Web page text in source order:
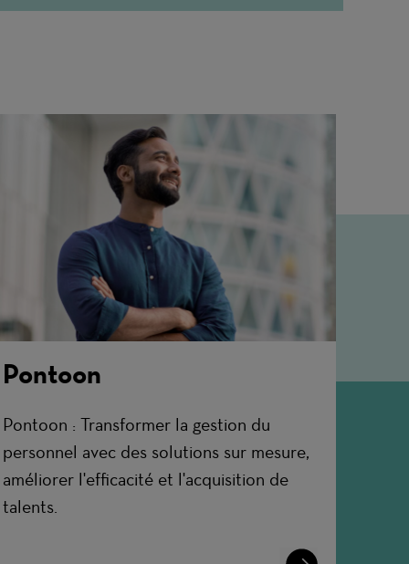
Pontoon
Pontoon : Transformer la gestion du
personnel avec des solutions sur mesure,
améliorer l'efficacité et l'acquisition de
talents.